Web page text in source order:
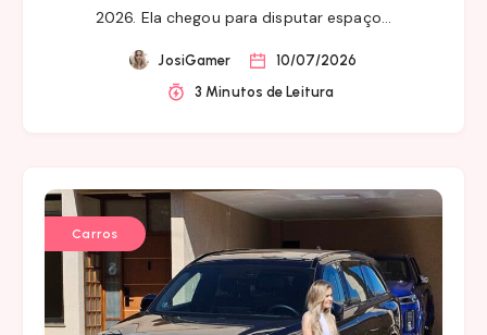
2026. Ela chegou para disputar espaço…
JosiGamer
10/07/2026
3 Minutos de Leitura
Carros